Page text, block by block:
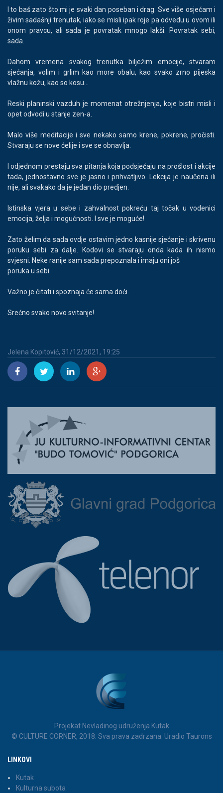
I to baš zato što mi je svaki dan poseban i drag. Sve više osjećam i
živim sadašnji trenutak, iako se misli ipak roje pa odvedu u ovom ili
onom pravcu, ali sada je povratak mnogo lakši. Povratak sebi,
sada.
Dahom vremena svakog trenutka bilježim emocije, stvaram
sjećanja, volim i grlim kao more obalu, kao svako zrno pijeska
vlažnu kožu, kao so kosu...
Reski planinski vazduh je momenat otrežnjenja, koje bistri misli i
opet odvodi u stanje zen-a.
Malo više meditacije i sve nekako samo krene, pokrene, pročisti.
Stvaraju se nove ćelije i sve se obnavlja.
I odjednom prestaju sva pitanja koja podsjećaju na prošlost i akcije
tada, jednostavno sve je jasno i prihvatljivo. Lekcija je naučena ili
nije, ali svakako da je jedan dio predjen.
Istinska vjera u sebe i zahvalnost pokreću taj točak u vodenici
emocija, želja i mogućnosti. I sve je moguće!
Zato želim da sada ovdje ostavim jedno kasnije sjećanje i skrivenu
poruku sebi za dalje. Kodovi se stvaraju onda kada ih nismo
svjesni. Neke ranije sam sada prepoznala i imaju oni još
poruka u sebi.
Važno je čitati i spoznaja će sama doći.
Srećno svako novo svitanje!
Jelena Kopitović, 31/12/2021, 19:25
Projekat Nevladinog udruženja Kutak
© CULTURE CORNER, 2018. Sva prava zadrzana. Uradio Taurons
LINKOVI
Kutak
Kulturna subota